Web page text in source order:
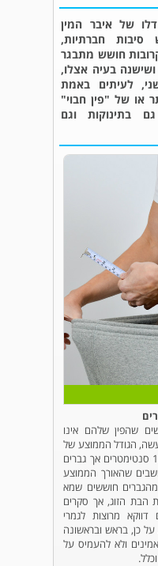
של איבר המין
סיבות חברתיות,
חושש מתבגר
בעיה אצלו,
לעיתים באמת
או של "פין חבוי"
בתינוקות וגם
שהפין שלהם אינו
הגודל הממוצע של
איבר המין הזכרי בעת זקפה הוא 13 סנטימטרים אך גברים
שהאורך הממוצע
מהגברים חוששים שמא
הבת הזוג, אך סקרים
מרוצות לגמרי
על כן, בראש ובראשונה
ולא להעמיס על